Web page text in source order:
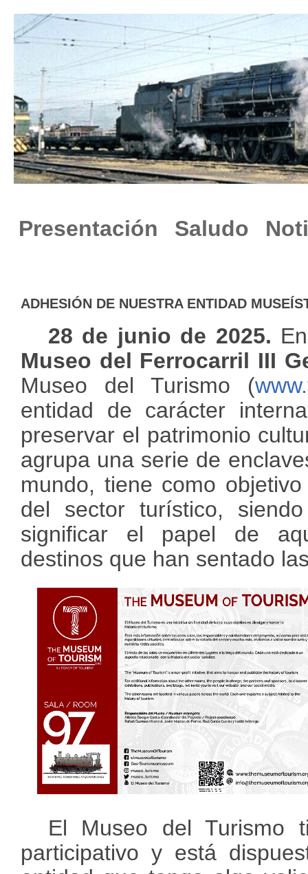
Presentación Saludo
ADHESIÓN DE NUESTRA ENTIDAD
28 de junio de 2025.
Museo del Ferrocarril III
Museo del Turismo (
entidad de carácter
preservar el patrimonio
agrupa una serie de
mundo, tiene como
del sector turístico,
significar el papel de
destinos que han sentado
El Museo del Turismo
participativo y está